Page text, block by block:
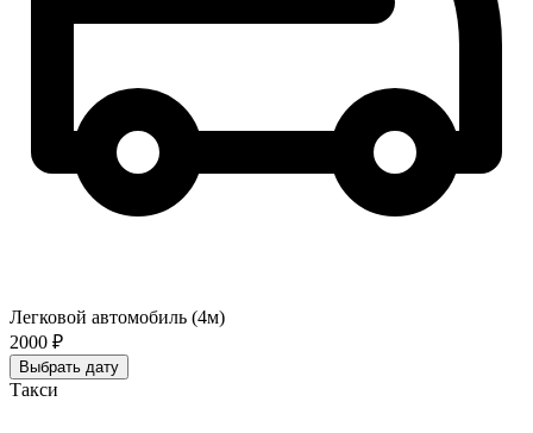
Легковой автомобиль (4м)
2000 ₽
Выбрать дату
Такси